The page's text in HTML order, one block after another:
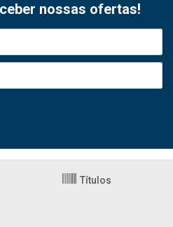
nossas ofertas!
Títulos